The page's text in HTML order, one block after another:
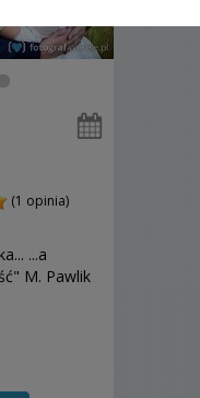
(1 opinia)
...a
M. Pawlik